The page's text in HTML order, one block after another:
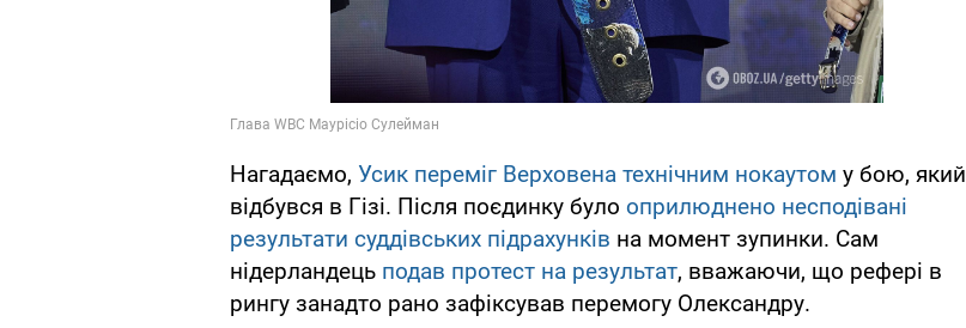
Нагадаємо, Усик переміг Верховена технічним нокаутом у бою, який
відбувся в Гізі. Після поєдинку було оприлюднено несподівані
результати суддівських підрахунків на момент зупинки. Сам
нідерландець подав протест на результат, вважаючи, що рефері в
рингу занадто рано зафіксував перемогу Олександру.